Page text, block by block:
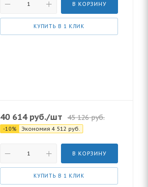
В КОРЗИНУ
КУПИТЬ В 1 КЛИК
40 614руб./шт 45 126руб.
-10% Экономия 4 512 руб.
В КОРЗИНУ
КУПИТЬ В 1 КЛИК